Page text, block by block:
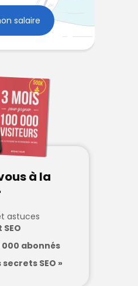
salaire
à la
astuces
000 abonnés
secrets SEO »